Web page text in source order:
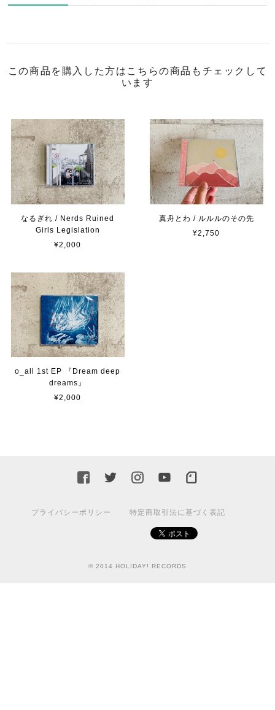
この商品を購入した方はこちらの商品もチェックして
います
なるぎれ / Nerds Ruined
Girls Legislation
¥2,000
真舟とわ / ルルルのその先
¥2,750
o_all 1st EP 『Dream deep
dreams』
¥2,000
プライバシーポリシー 特定商取引法に基づく表記
© 2014 HOLIDAY! RECORDS